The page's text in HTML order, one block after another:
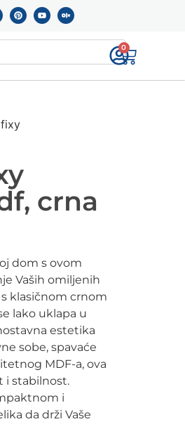
0
crna
dom s ovom
Vaših omiljenih
klasičnom crnom
lako uklapa u
estetika
sobe, spavaće
MDF-a, ova
i stabilnost.
i
da drži Vaše